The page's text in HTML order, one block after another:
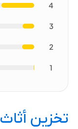
4
3
2
1
تخزين أثاث